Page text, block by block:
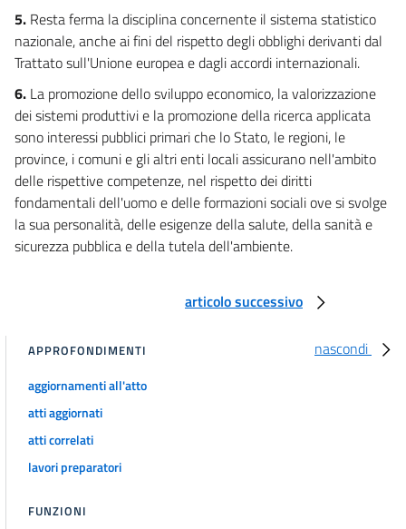
5. Resta ferma la disciplina concernente il sistema statistico
nazionale, anche ai fini del rispetto degli obblighi derivanti dal
Trattato sull'Unione europea e dagli accordi internazionali.
6. La promozione dello sviluppo economico, la valorizzazione
dei sistemi produttivi e la promozione della ricerca applicata
sono interessi pubblici primari che lo Stato, le regioni, le
province, i comuni e gli altri enti locali assicurano nell'ambito
delle rispettive competenze, nel rispetto dei diritti
fondamentali dell'uomo e delle formazioni sociali ove si svolge
la sua personalità, delle esigenze della salute, della sanità e
sicurezza pubblica e della tutela dell'ambiente.
articolo successivo
nascondi
APPROFONDIMENTI
aggiornamenti all'atto
atti aggiornati
atti correlati
lavori preparatori
FUNZIONI